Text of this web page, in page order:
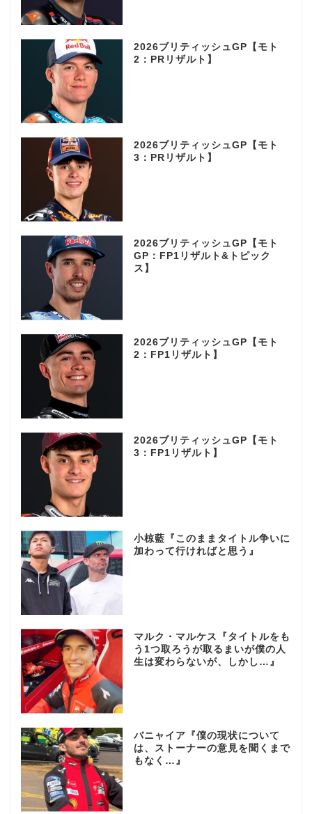
2026ブリティッシュGP【モト
2：PRリザルト】
2026ブリティッシュGP【モト
3：PRリザルト】
2026ブリティッシュGP【モト
GP：FP1リザルト&トピック
ス】
2026ブリティッシュGP【モト
2：FP1リザルト】
2026ブリティッシュGP【モト
3：FP1リザルト】
小椋藍『このままタイトル争いに
加わって行ければと思う』
マルク・マルケス『タイトルをも
う1つ取ろうが取るまいが僕の人
生は変わらないが、しかし…』
バニャイア『僕の現状について
は、ストーナーの意見を聞くまで
もなく…』